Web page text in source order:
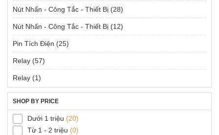
Nút Nhấn - Công Tắc - Thiết Bị (28)
Nút Nhấn - Công Tắc - Thiết Bị (12)
Pin Tích Điện (25)
Relay (57)
Relay (1)
SHOP BY PRICE
Dưới 1 triệu (20)
Từ 1 - 2 triệu (0)